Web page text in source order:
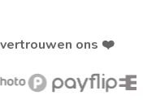
ons ❤️